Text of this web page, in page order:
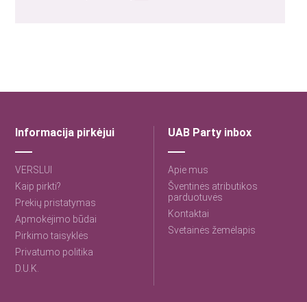
Informacija pirkėjui
VERSLUI
Kaip pirkti?
Prekių pristatymas
Apmokėjimo būdai
Pirkimo taisyklės
Privatumo politika
D.U.K.
UAB Party inbox
Apie mus
Šventinės atributikos
parduotuvės
Kontaktai
Svetainės žemėlapis